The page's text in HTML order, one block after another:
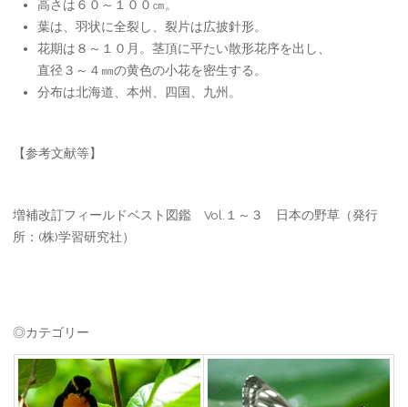
高さは６０～１００㎝。
葉は、羽状に全裂し、裂片は広披針形。
花期は８～１０月。茎頂に平たい散形花序を出し、
直径３～４㎜の黄色の小花を密生する。
分布は北海道、本州、四国、九州。
【参考文献等】
増補改訂フィールドベスト図鑑 Vol.１～３ 日本の野草（発行
所：(株)学習研究社）
◎カテゴリー